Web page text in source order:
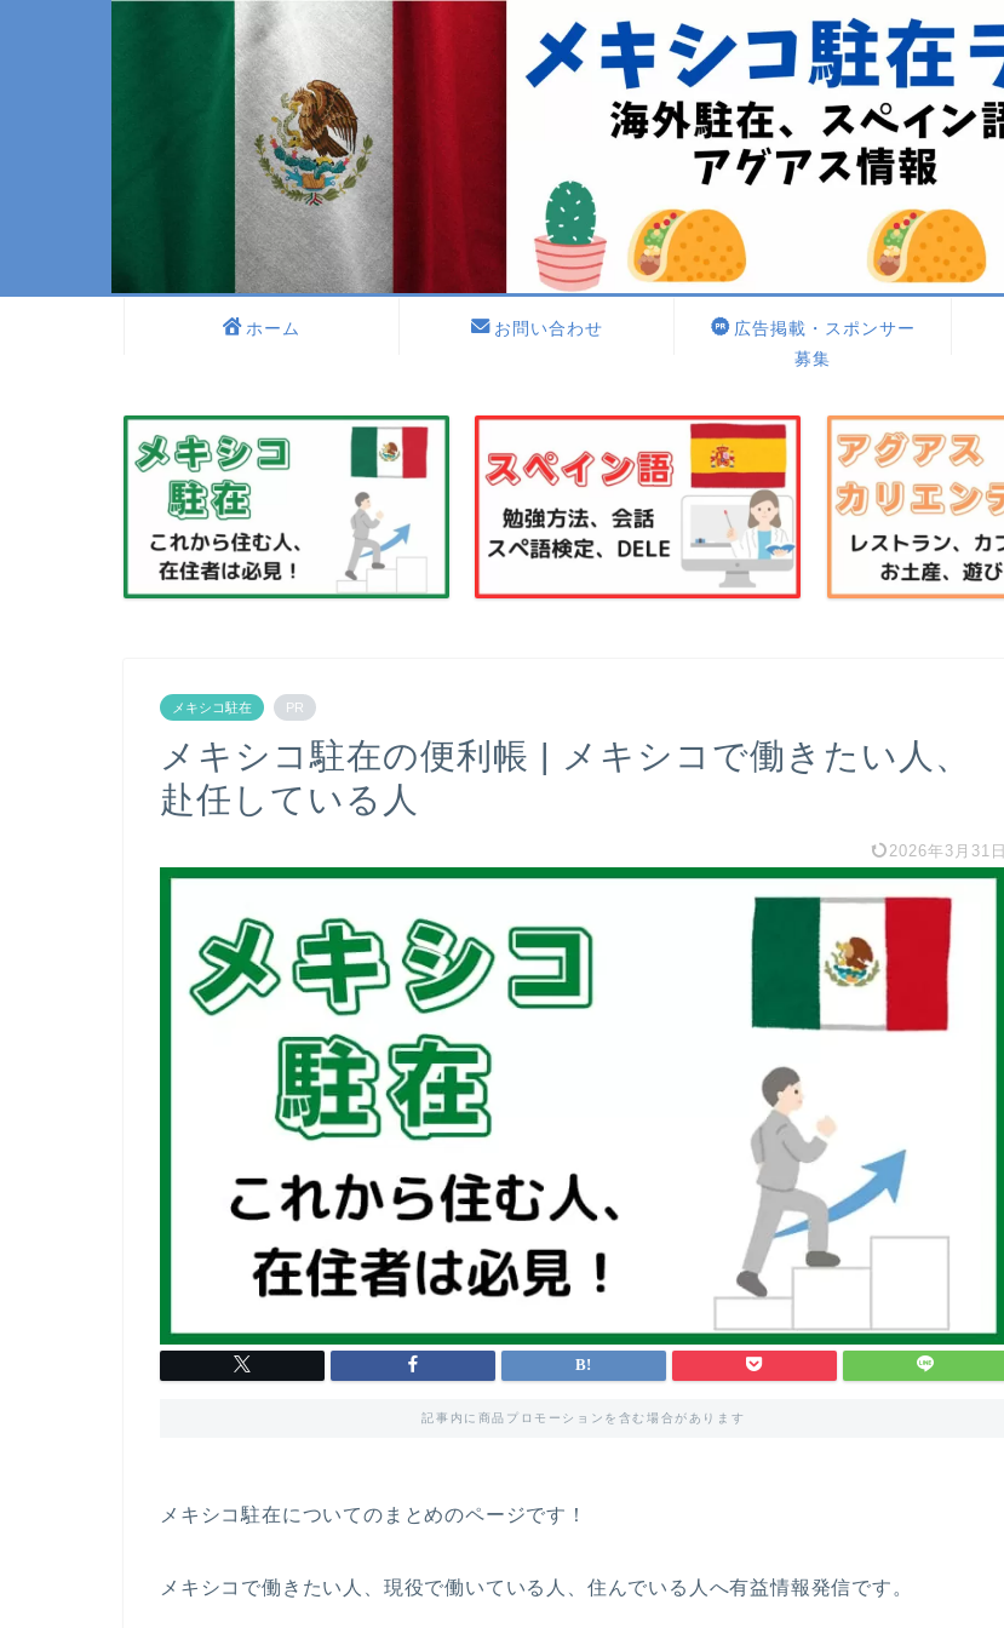
ホーム お問い合わせ
広告掲載・スポンサー
募集
メキシコ駐在 PR
メキシコ駐在の便利帳 | メキシコで働きたい人、
赴任している人
2026年3月31日
記事内に商品プロモーションを含む場合があります
メキシコ駐在についてのまとめのページです！
メキシコで働きたい人、現役で働いている人、住んでいる人へ有益情報発信です。